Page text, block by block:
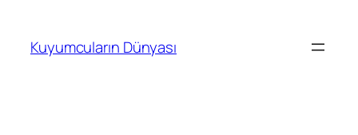
Kuyumcuların Dünyası